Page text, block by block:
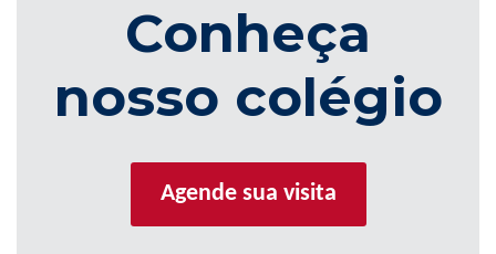
Conheça
nosso colégio
Agende sua visita